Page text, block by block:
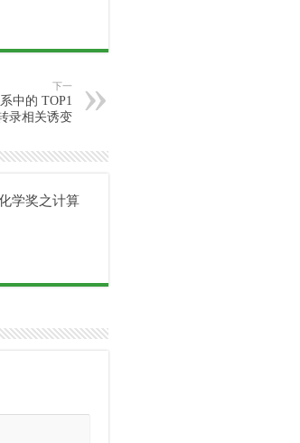
下一
中的 TOP1
录相关诱变
学奖之计算